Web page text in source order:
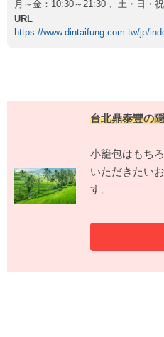
月～金：10:30～21:30 、土・日・
URL
https://www.dintaifung.com.tw/jp/
台北鼎泰豐の
小籠包はもち
いただきたい
す。